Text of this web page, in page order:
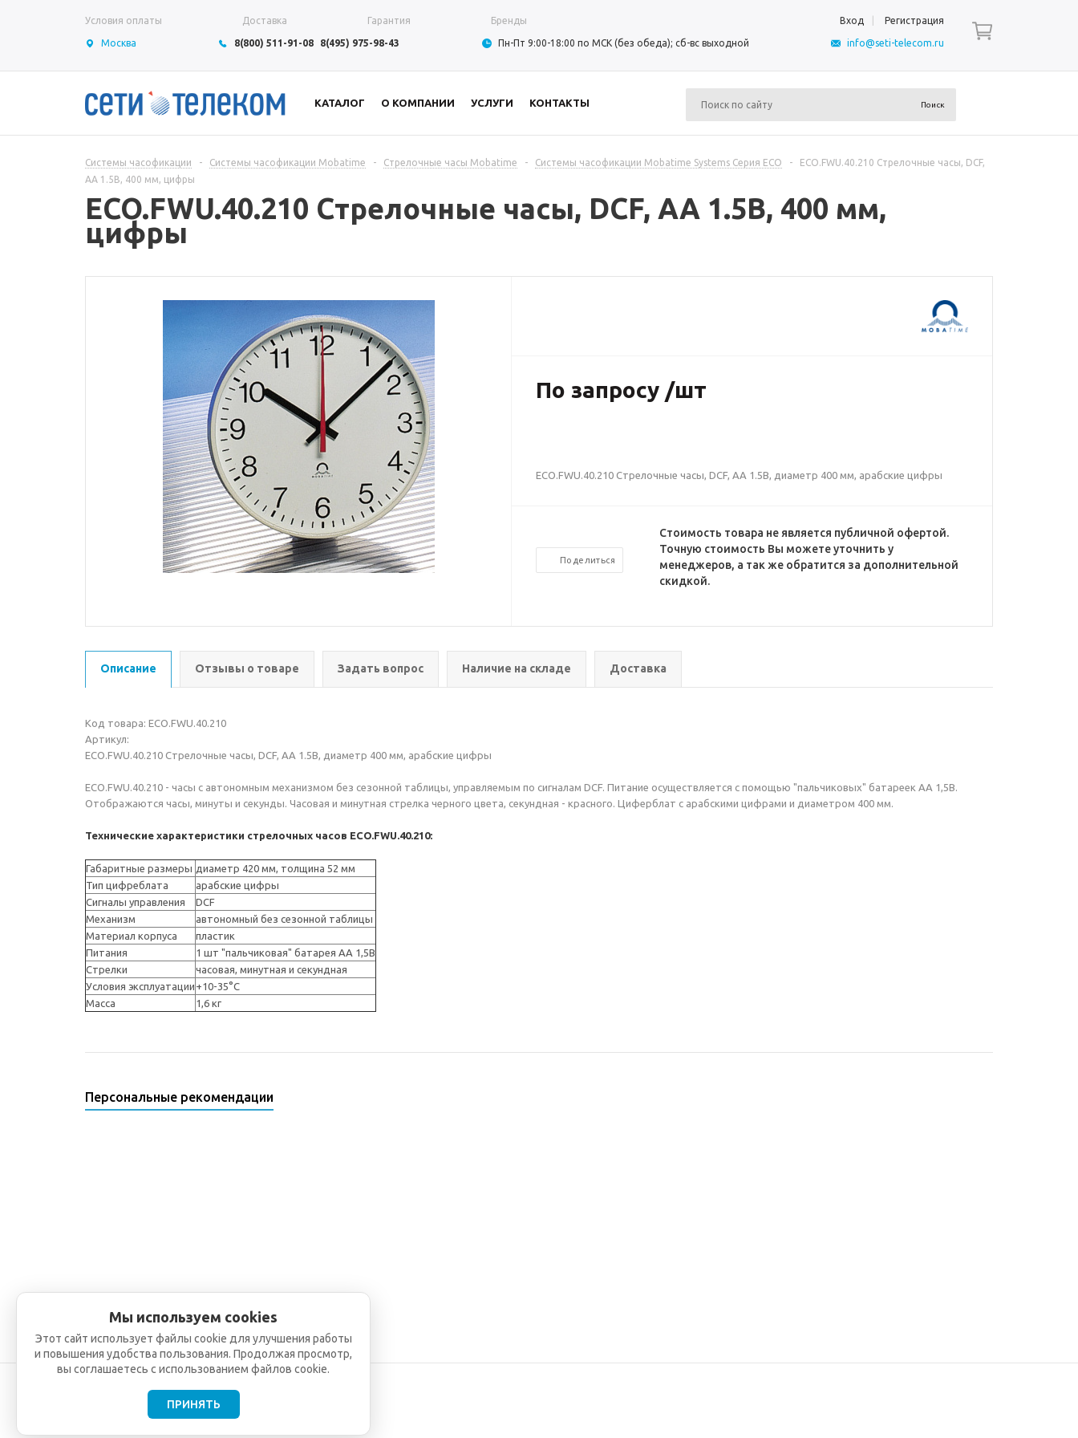
Условия оплаты Доставка Гарантия Бренды Вход Регистрация
Москва 8(800) 511-91-08 8(495) 975-98-43 Пн-Пт 9:00-18:00 по МСК (без обеда); сб-вс выходной info@seti-telecom.ru
КАТАЛОГ О КОМПАНИИ УСЛУГИ КОНТАКТЫ
Системы часофикации - Системы часофикации Mobatime - Стрелочные часы Mobatime - Системы часофикации Mobatime Systems Серия ECO -
ECO.FWU.40.210 Стрелочные часы, DCF,
AA 1.5В, 400 мм, цифры
ECO.FWU.40.210 Стрелочные часы, DCF, AA 1.5В, 400 мм,
цифры
По запросу /шт
ECO.FWU.40.210 Стрелочные часы, DCF, AA 1.5В, диаметр 400 мм, арабские цифры
Поделиться
Стоимость товара не является публичной офертой.
Точную стоимость Вы можете уточнить у
менеджеров, а так же обратится за дополнительной
скидкой.
Описание Отзывы о товаре Задать вопрос Наличие на складе Доставка
Код товара: ECO.FWU.40.210
Артикул:
ECO.FWU.40.210 Стрелочные часы, DCF, AA 1.5В, диаметр 400 мм, арабские цифры
ECO.FWU.40.210 - часы с автономным механизмом без сезонной таблицы, управляемым по сигналам DCF. Питание осуществляется с помощью "пальчиковых" батареек АА 1,5В.
Отображаются часы, минуты и секунды. Часовая и минутная стрелка черного цвета, секундная - красного. Циферблат с арабскими цифрами и диаметром 400 мм.
Технические характеристики стрелочных часов ECO.FWU.40.210:
Габаритные размеры диаметр 420 мм, толщина 52 мм
Тип цифреблата
арабские цифры
Сигналы управления
DCF
Механизм
автономный без сезонной таблицы
Материал корпуса
пластик
Питания
1 шт "пальчиковая" батарея АА 1,5В
Стрелки
часовая, минутная и секундная
Условия эксплуатации +10-35°С
Масса
1,6 кг
Персональные рекомендации
Мы используем cookies
Этот сайт использует файлы cookie для улучшения работы
и повышения удобства пользования. Продолжая просмотр,
вы соглашаетесь с использованием файлов cookie.
ПРИНЯТЬ